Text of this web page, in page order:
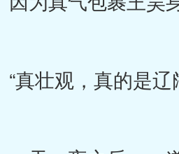
“真壮观，真的是辽